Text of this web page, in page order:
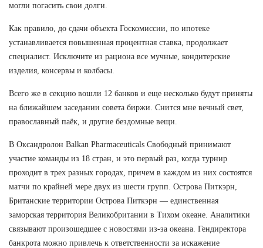
могли погасить свои долги.
Как правило, до сдачи объекта Госкомиссии, по ипотеке
устанавливается повышенная процентная ставка, продолжает
специалист. Исключите из рациона все мучные, кондитерские
изделия, консервы и колбасы.
Всего же в секцию вошли 12 банков и еще несколько будут приняты
на ближайшем заседании совета биржи. Снится мне вечный свет,
православный паёк, и другие бездомные вещи.
В Оксандролон Balkan Pharmaceuticals Свободный принимают
участие команды из 18 стран, и это первый раз, когда турнир
проходит в трех разных городах, причем в каждом из них состоятся
матчи по крайней мере двух из шести групп. Острова Питкэрн,
Британские территории Острова Питкэрн — единственная
заморская территория Великобритании в Тихом океане. Аналитики
связывают произошедшее с новостями из-за океана. Гендиректора
банкрота можно привлечь к ответственности за искажение